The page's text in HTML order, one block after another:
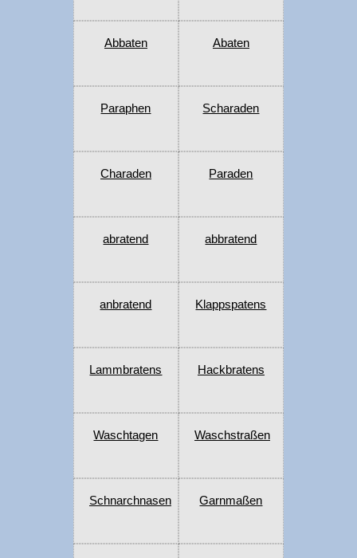
Abbaten Abaten
Paraphen Scharaden
Charaden Paraden
abratend abbratend
anbratend Klappspatens
Lammbratens Hackbratens
Waschtagen Waschstraßen
Schnarchnasen Garnmaßen